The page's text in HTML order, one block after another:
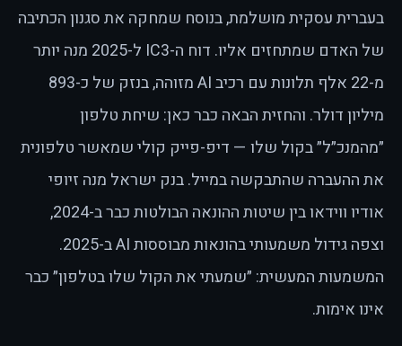
בעברית עסקית מושלמת, בנוסח שמחקה את סגנון הכתיבה
של האדם שמתחזים אליו. דוח ה-IC3 ל-2025 מנה יותר
מ-22 אלף תלונות עם רכיב AI מזוהה, בנזק של כ-893
מיליון דולר. והחזית הבאה כבר כאן: שיחת טלפון
״מהמנכ״ל״ בקול שלו — דיפ-פייק קולי שמאשר טלפונית
את ההעברה שהתבקשה במייל. בנק ישראל מנה זיופי
אודיו ווידאו בין שיטות ההונאה הבולטות כבר ב-2024,
וצפה גידול משמעותי בהונאות מבוססות AI ב-2025.
המשמעות המעשית: ״שמעתי את הקול שלו בטלפון״ כבר
אינו אימות.